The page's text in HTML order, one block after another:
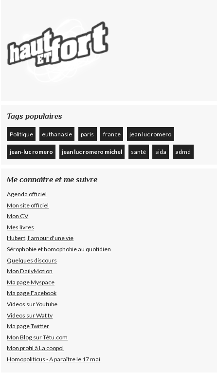
Tags populaires
Politique euthanasie paris france jean luc romero
jean-luc romero jean luc romero michel santé sida admd
Me connaître et me suivre
Agenda officiel
Mon site officiel
Mon CV
Mes livres
Hubert, l'amour d'une vie
Sérophobie et homophobie au quotidien
Quelques discours
Mon DailyMotion
Ma page Myspace
Ma page Facebook
Videos sur Youtube
Videos sur Wat tv
Ma page Twitter
Mon Blog sur Têtu.com
Mon profil à La coopol
Homopoliticus - A paraître le 17 mai